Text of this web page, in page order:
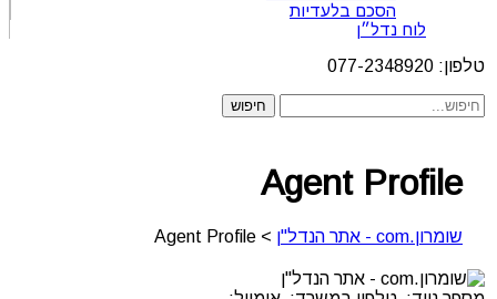
הסכם בלעדיות
לוח נדל״ן
טלפון: 077-2348920
Agent Profile
שומרון.com - אתר הנדל"ן >
Agent Profile